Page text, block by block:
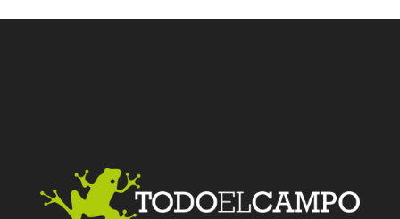
Facebook